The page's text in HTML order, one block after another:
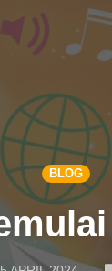
BLOG